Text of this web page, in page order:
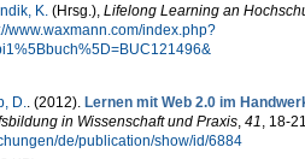
K.(Hrsg.), Lifelong Learning an
www.waxmann.com/index.php?
D.. (2012). Lernen mit Web 2.0 im
in Wissenschaft und Praxis, 41, 18-
de/publication/show/id/6884